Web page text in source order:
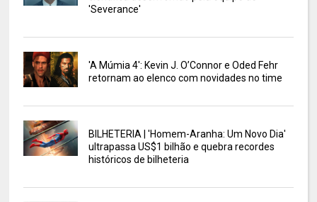
'Severance'
'A Múmia 4': Kevin J. O’Connor e Oded Fehr
retornam ao elenco com novidades no time
BILHETERIA | 'Homem-Aranha: Um Novo Dia'
ultrapassa US$1 bilhão e quebra recordes
históricos de bilheteria